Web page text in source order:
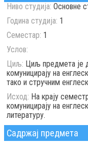
Ниво студија: Основне
Година студија: 1
Семестар: 1
Услов:
Циљ: Циљ предмета је
комуницирају на
тако и стручним
Исход: На крају
комуницирају на
литературу.
Садржај предмета